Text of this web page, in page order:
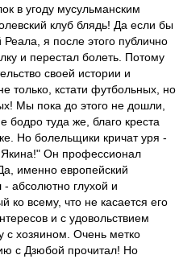
в угоду мусульманским
клуб блядь! Да если бы
я после этого публично
и перестал болеть. Потому
своей истории и
только, кстати футбольных, но
Мы пока до этого не дошли,
бодро туда же, благо креста
Но болельщики кричат уря -
Он профессионал
именно европейский
абсолютно глухой и
ко всему, что не касается его
и с удовольствием
с хозяином. Очень метко
с Дзюбой прочитал! Но